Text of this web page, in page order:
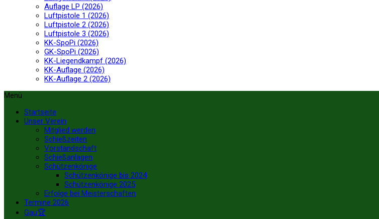
Auflage LP (2026)
Luftpistole 1 (2026)
Luftpistole 2 (2026)
Luftpistole 3 (2026)
KK-SpoPi (2026)
GK-SpoPi (2026)
KK-Liegendkampf (2026)
KK-Auflage (2026)
KK-Auflage 2 (2026)
Menü
Startseite
Unser Verein
Mitglied werden
Schießzeiten
Vorstandschaft
Schießanlagen
Schützenkönige
Schützenkönige bis 2024
Schützenkönige 2025
Erfolge bei Meisterschaften
Termine 2026
Gau🏆